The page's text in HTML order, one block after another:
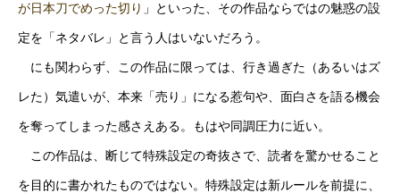
が日本刀でめった切り 」といった、その作品ならではの魅惑の設
定を「ネタバレ」と言う人はいないだろう。
にも関わらず、この作品に限っては、行き過ぎた（あるいはズ
レた）気遣いが、本来「売り」になる惹句や、面白さを語る機会
を奪ってしまった感さえある。もはや同調圧力に近い。
この作品は、断じて特殊設定の奇抜さで、読者を驚かせること
を目的に書かれたものではない。特殊設定は新ルールを前提に、